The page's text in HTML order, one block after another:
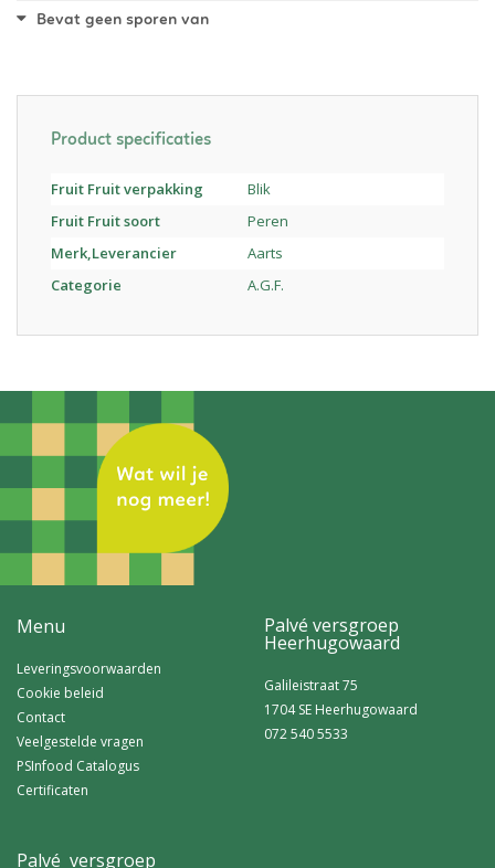
Bevat geen sporen van
Product specificaties
Fruit Fruit verpakking
Blik
Fruit Fruit soort
Peren
Merk,Leverancier
Aarts
Categorie
A.G.F.
Menu
Leveringsvoorwaarden
Cookie beleid
Contact
Veelgestelde vragen
PSInfood Catalogus
Certificaten
Palvé versgroep
Heerhugowaard
Galileistraat 75
1704 SE Heerhugowaard
072 540 5533
Palvé versgroep